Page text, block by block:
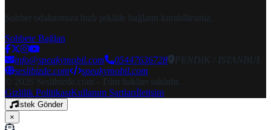
Sohbet odalarımıza hızlı şekilde bağlantı kurabilirsiniz.
Sohbete Bağlan
info@speakymobil.com 05447636728
PENDİK / İSTANBUL
seslibizde.com
speakymobil.com
© 2026 Seslibizde.com - Tüm hakları saklıdır.
Gizlilik PolitikasıKullanım Şartlarıİletişim
İstek Gönder
×